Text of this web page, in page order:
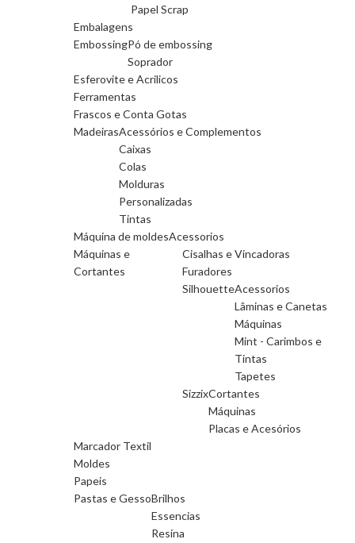
Papel Scrap
Embalagens
EmbossingPó de embossing
Soprador
Esferovite e Acrilicos
Ferramentas
Frascos e Conta Gotas
MadeirasAcessórios e Complementos
Caixas
Colas
Molduras
Personalizadas
Tintas
Máquina de moldesAcessorios
Máquinas e
Cortantes
Cisalhas e Vincadoras
Furadores
SilhouetteAcessorios
Lâminas e Canetas
Máquinas
Mint - Carimbos e
Tintas
Tapetes
SizzixCortantes
Máquinas
Placas e Acesórios
Marcador Textil
Moldes
Papeis
Pastas e GessoBrilhos
Essencias
Resina